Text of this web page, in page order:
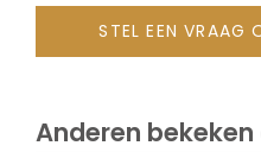
STEL EEN VRAAG
Anderen